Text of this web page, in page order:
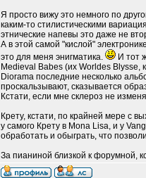
Я просто вижу это немного по
каким-то стилистическими
этнические напевы это даже не
А в этой самой "кислой"
это для меня энигматика.
И тот
Medieval Babes (их Worldes Blysse,
Diorama последние несколько
проскальзывают, сказывается
Кстати, если мне склероз не
Крету, кстати, по крайней мере с
у самого Крету в Mona Lisa, и у
обработать и обыграть, что
За пианиной близкой к форумной,